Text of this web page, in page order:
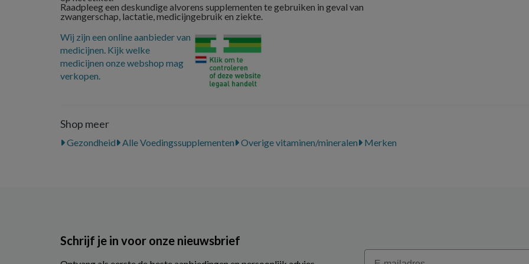
Raadpleeg een deskundige alvorens supplementen te gebruiken in geval van
zwangerschap, lactatie, medicijngebruik en ziekte.
Wij zijn een online aanbieder van
medicijnen. Kijk welke
medicijnen onze webshop mag
verkopen.
Shop meer
Gezondheid Alle Voedingssupplementen Overige vitaminen/mineralen Merken
Schrijf je in voor onze nieuwsbrief
Email